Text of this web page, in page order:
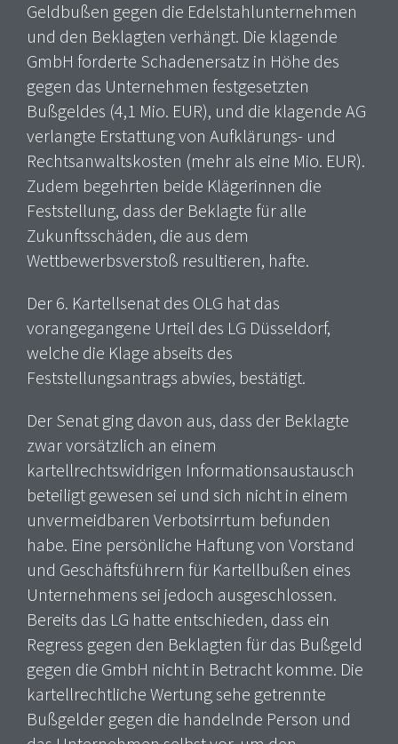
Geldbußen gegen die Edelstahlunternehmen
und den Beklagten verhängt. Die klagende
GmbH forderte Schadenersatz in Höhe des
gegen das Unternehmen festgesetzten
Bußgeldes (4,1 Mio. EUR), und die klagende AG
verlangte Erstattung von Aufklärungs- und
Rechtsanwaltskosten (mehr als eine Mio. EUR).
Zudem begehrten beide Klägerinnen die
Feststellung, dass der Beklagte für alle
Zukunftsschäden, die aus dem
Wettbewerbsverstoß resultieren, hafte.
Der 6. Kartellsenat des OLG hat das
vorangegangene Urteil des LG Düsseldorf,
welche die Klage abseits des
Feststellungsantrags abwies, bestätigt.
Der Senat ging davon aus, dass der Beklagte
zwar vorsätzlich an einem
kartellrechtswidrigen Informationsaustausch
beteiligt gewesen sei und sich nicht in einem
unvermeidbaren Verbotsirrtum befunden
habe. Eine persönliche Haftung von Vorstand
und Geschäftsführern für Kartellbußen eines
Unternehmens sei jedoch ausgeschlossen.
Bereits das LG hatte entschieden, dass ein
Regress gegen den Beklagten für das Bußgeld
gegen die GmbH nicht in Betracht komme. Die
kartellrechtliche Wertung sehe getrennte
Bußgelder gegen die handelnde Person und